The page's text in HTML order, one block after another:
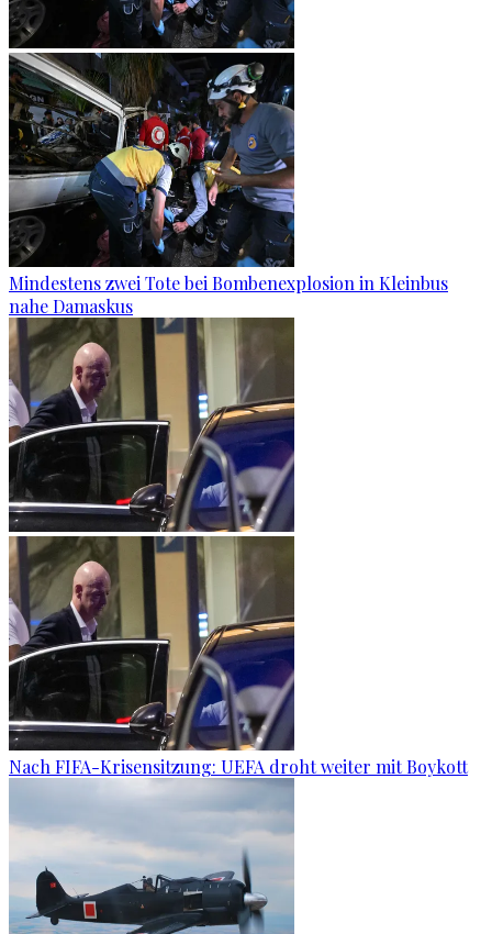
Mindestens zwei Tote bei Bombenexplosion in Kleinbus
nahe Damaskus
Nach FIFA-Krisensitzung: UEFA droht weiter mit Boykott